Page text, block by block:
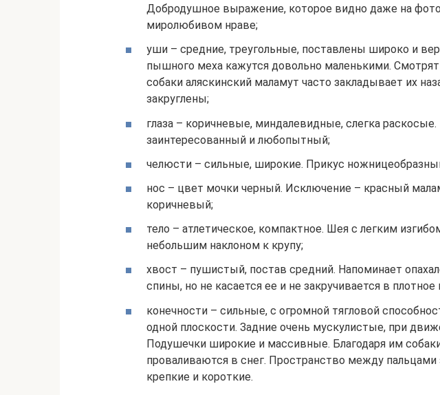
Добродушное выражение, которое видно даже на
миролюбивом нраве;
уши – средние, треугольные, поставлены широко и
пышного меха кажутся довольно маленькими. Смотрят
собаки аляскинский маламут часто закладывает их
закруглены;
глаза – коричневые, миндалевидные, слегка раскосые.
заинтересованный и любопытный;
челюсти – сильные, широкие. Прикус
нос – цвет мочки черный. Исключение – красный
коричневый;
тело – атлетическое, компактное. Шея с легким
небольшим наклоном к крупу;
хвост – пушистый, постав средний. Напоминает
спины, но не касается ее и не закручивается в плотное
конечности – сильные, с огромной тягловой
одной плоскости. Задние очень мускулистые, при
Подушечки широкие и массивные. Благодаря им
проваливаются в снег. Пространство между
крепкие и короткие.